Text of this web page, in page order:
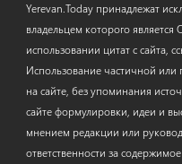
Yerevan.Today принадлежат
владельцем которого
использовании цитат с сайта,
Использование частичной
на сайте, без упоминания
сайте формулировки, идеи и
мнением редакции или
ответственности за